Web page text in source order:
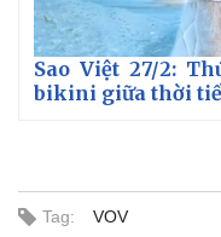
Khởi nghiệp
Sao Việt 27/2:
bikini giữa thời
Tag: VOV